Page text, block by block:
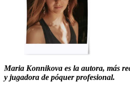
Maria Konnikova es la autora, más
y jugadora de póquer profesional.